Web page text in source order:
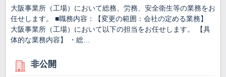
大阪事業所（工場）において総務、労務、安全衛生等の業務をお
任せします。 ■職務内容：【変更の範囲：会社の定める業務】
大阪事業所（工場）において以下の担当をお任せします。 【具
体的な業務内容】 ・総…
非公開